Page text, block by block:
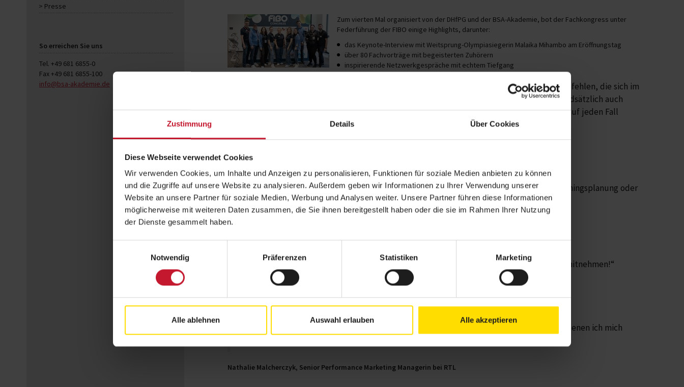
Zustimmung Details Über Cookies
Diese Webseite verwendet Cookies
Wir verwenden Cookies, um Inhalte und Anzeigen zu personalisieren, Funktionen für soziale Medien anbieten zu können
und die Zugriffe auf unsere Website zu analysieren. Außerdem geben wir Informationen zu Ihrer Verwendung unserer
Website an unsere Partner für soziale Medien, Werbung und Analysen weiter. Unsere Partner führen diese Informationen
möglicherweise mit weiteren Daten zusammen, die Sie ihnen bereitgestellt haben oder die sie im Rahmen Ihrer Nutzung
der Dienste gesammelt haben.
Notwendig
Präferenzen Statistiken Marketing
Alle ablehnen Auswahl erlauben Alle akzeptieren
Presse
So erreichen Sie uns
Tel. +49 681 6855-0
Fax +49 681 6855-100
info@bsa-akademie.de
Zum vierten Mal organisiert von der DHfPG und der BSA-Akademie, bot der Fachkongress unter
Federführung der FIBO einige Highlights, darunter:
das Keynote-Interview mit Weitsprung-Olympiasiegerin Malaika Mihambo am Eröffnungstag
über 80 Fachvorträge mit begeisterten Zuhörern
inspirierende Netzwerkgespräche mit echtem Tiefgang
„Deshalb ist der FIBO Congress auch sehr wichtig für mich. Ich würde es allen weiterempfehlen, die sich im
Bereich Sport, Ernährung oder Mental Coaching selbstständig machen wollen, aber grundsätzlich auch
allen, um sich selbst zu entwickeln. Also für eine persönliche Entwicklung würde ich es auf jeden Fall
„Der FIBO Congress ist einfach super. Jeder Input ist hier goldwert, sei es bezüglich Trainingsplanung oder
Marketing und Management.“
Guido Cichon, Personal Trainer und Studiobetreiber
„Der Vortrag zum Thema ‚Mentale Stärke‘ war super interessant, da konnte ich einiges mitnehmen!“
„Die Stimmung hier ist mega, ich habe auch super nette Leute hier kennengelernt, mit denen ich mich
Nathalie Malcherczyk, Senior Performance Marketing Managerin bei RTL